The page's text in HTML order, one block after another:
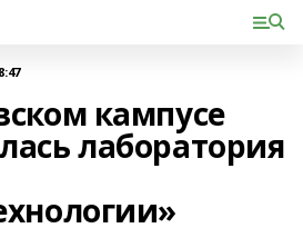
кампусе
лаборатория